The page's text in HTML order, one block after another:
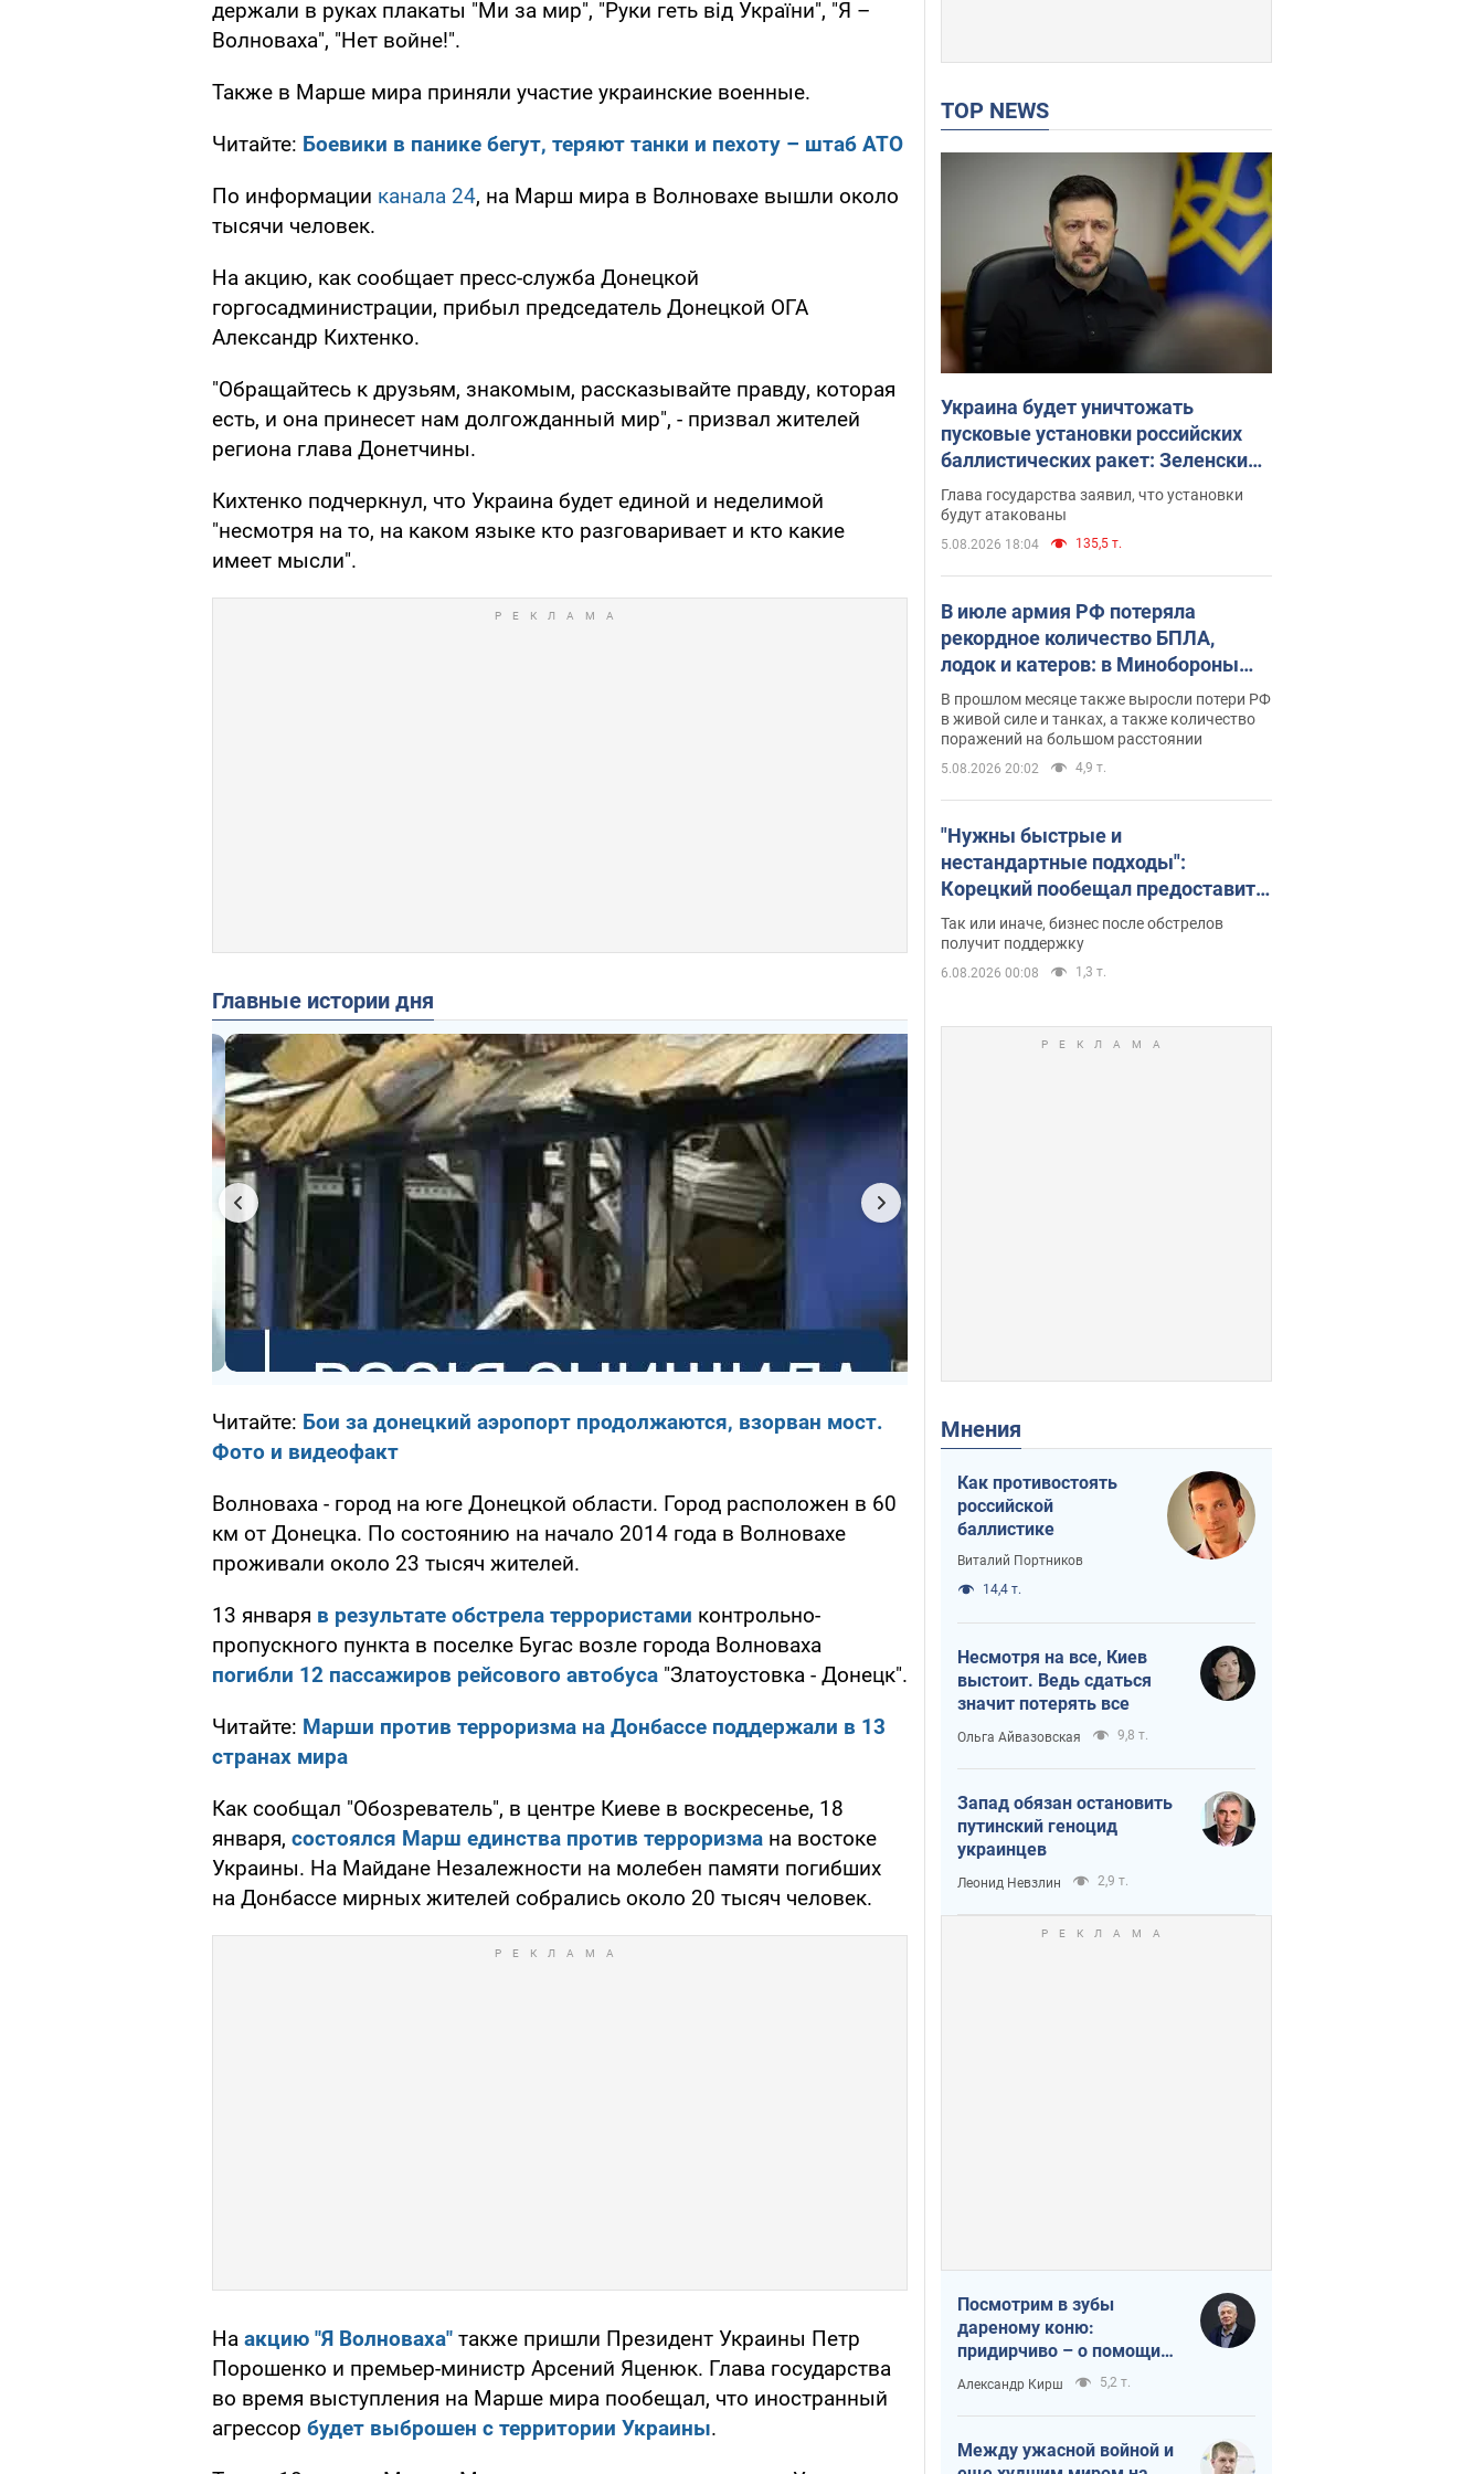
держали в руках плакаты "Ми за мир", "Руки геть від України", "Я –
Волноваха", "Нет войне!".
Также в Марше мира приняли участие украинские военные.
Читайте: Боевики в панике бегут, теряют танки и пехоту – штаб АТО
По информации канала 24, на Марш мира в Волновахе вышли около
тысячи человек.
На акцию, как сообщает пресс-служба Донецкой
горгосадминистрации, прибыл председатель Донецкой ОГА
Александр Кихтенко.
"Обращайтесь к друзьям, знакомым, рассказывайте правду, которая
есть, и она принесет нам долгожданный мир", - призвал жителей
региона глава Донетчины.
Кихтенко подчеркнул, что Украина будет единой и неделимой
"несмотря на то, на каком языке кто разговаривает и кто какие
имеет мысли".
Главные истории дня
Читайте: Бои за донецкий аэропорт продолжаются, взорван мост.
Фото и видеофакт
Волноваха - город на юге Донецкой области. Город расположен в 60
км от Донецка. По состоянию на начало 2014 года в Волновахе
проживали около 23 тысяч жителей.
13 января в результате обстрела террористами контрольно-
пропускного пункта в поселке Бугас возле города Волноваха
погибли 12 пассажиров рейсового автобуса "Златоустовка - Донецк".
Читайте: Марши против терроризма на Донбассе поддержали в 13
странах мира
Как сообщал "Обозреватель", в центре Киеве в воскресенье, 18
января, состоялся Марш единства против терроризма на востоке
Украины. На Майдане Незалежности на молебен памяти погибших
на Донбассе мирных жителей собрались около 20 тысяч человек.
На акцию "Я Волноваха" также пришли Президент Украины Петр
Порошенко и премьер-министр Арсений Яценюк. Глава государства
во время выступления на Марше мира пообещал, что иностранный
агрессор будет выброшен с территории Украины.
TOP NEWS
Украина будет уничтожать
пусковые установки российских
баллистических ракет: Зеленский
провел заседание СНБО
Глава государства заявил, что установки
будут атакованы
5.08.2026 18:04 135,5 т.
В июле армия РФ потеряла
рекордное количество БПЛА,
лодок и катеров: в Минобороны
обнародовали статистику
В прошлом месяце также выросли потери РФ
в живой силе и танках, а также количество
поражений на большом расстоянии
5.08.2026 20:02 4,9 т.
"Нужны быстрые и
нестандартные подходы":
Корецкий пообещал предоставить
бизнесу приоритетный доступ к
имеющимся складским
помещениям
Так или иначе, бизнес после обстрелов
получит поддержку
6.08.2026 00:08 1,3 т.
Мнения
Как противостоять
российской
баллистике
Виталий Портников
14,4 т.
Несмотря на все, Киев
выстоит. Ведь сдаться
значит потерять все
Ольга Айвазовская 9,8 т.
Запад обязан остановить
путинский геноцид
украинцев
Леонид Невзлин 2,9 т.
Посмотрим в зубы
дареному коню:
придирчиво – о помощи
Украине
Александр Кирш 5,2 т.
Между ужасной войной и